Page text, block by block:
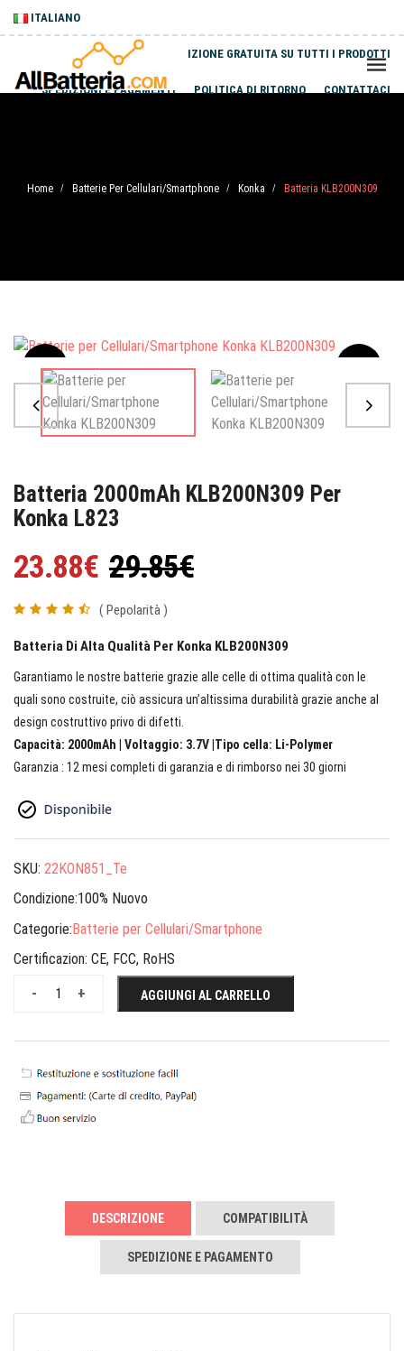
ITALIANO
SPEDIZIONE GRATUITA SU TUTTI I PRODOTTI
SPEDIZIONI E PAGAMENTI POLITICA DI RITORNO CONTATTACI
Home / Batterie Per Cellulari/Smartphone / Konka / Batteria KLB200N309
Sale
Batteria 2000mAh KLB200N309 Per
Konka L823
23.88€ 29.85€
( Pepolarità )
Batteria Di Alta Qualità Per Konka KLB200N309
Garantiamo le nostre batterie grazie alle celle di ottima qualità con le
quali sono costruite, ciò assicura un’altissima durabilità grazie anche al
design costruttivo privo di difetti.
Capacità: 2000mAh | Voltaggio: 3.7V |Tipo cella: Li-Polymer
Garanzia : 12 mesi completi di garanzia e di rimborso nei 30 giorni
SKU: 22KON851_Te
Condizione:100% Nuovo
Categorie:Batterie per Cellulari/Smartphone
Certificazion: CE, FCC, RoHS
+
- AGGIUNGI AL CARRELLO
DESCRIZIONE COMPATIBILITÀ
SPEDIZIONE E PAGAMENTO